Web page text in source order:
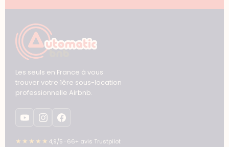
Les seuls en France à vous
trouver votre 1ère sous-location
professionnelle Airbnb.
★★★★★ 4,9/5 · 66+ avis Trustpilot